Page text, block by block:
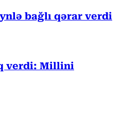
bağlı qərar verdi
verdi: Millini